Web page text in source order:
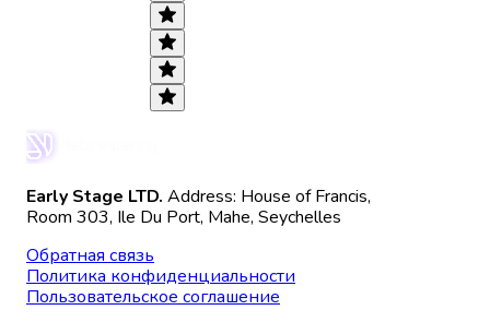
Early Stage LTD. Address: House of Francis,
Room 303, Ile Du Port, Mahe, Seychelles
Обратная связь
Политика конфиденциальности
Пользовательское соглашение